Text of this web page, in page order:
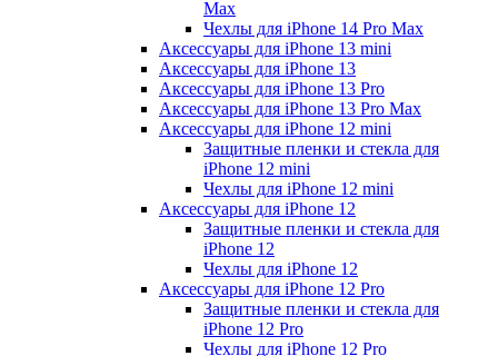
Max
Чехлы для iPhone 14 Pro Max
Аксессуары для iPhone 13 mini
Аксессуары для iPhone 13
Аксессуары для iPhone 13 Pro
Аксессуары для iPhone 13 Pro Max
Аксессуары для iPhone 12 mini
Защитные пленки и стекла для
iPhone 12 mini
Чехлы для iPhone 12 mini
Аксессуары для iPhone 12
Защитные пленки и стекла для
iPhone 12
Чехлы для iPhone 12
Аксессуары для iPhone 12 Pro
Защитные пленки и стекла для
iPhone 12 Pro
Чехлы для iPhone 12 Pro